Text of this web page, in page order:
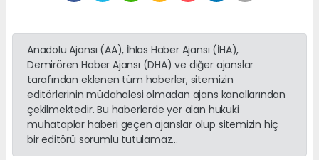
Anadolu Ajansı (AA), İhlas Haber Ajansı (İHA),
Demirören Haber Ajansı (DHA) ve diğer ajanslar
tarafından eklenen tüm haberler, sitemizin
editörlerinin müdahalesi olmadan ajans kanallarından
çekilmektedir. Bu haberlerde yer alan hukuki
muhataplar haberi geçen ajanslar olup sitemizin hiç
bir editörü sorumlu tutulamaz...